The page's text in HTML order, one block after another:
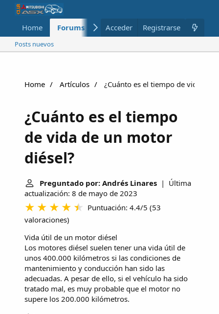
Home Forums Nuevo Miembros
Acceder Registrarse
Posts nuevos
Home Artículos ¿Cuánto es el tiempo de vida de
¿Cuánto es el tiempo
de vida de un motor
diésel?
Preguntado por: Andrés Linares | Última
actualización: 8 de mayo de 2023
Puntuación: 4.4/5 (53
valoraciones)
Vida útil de un motor diésel
Los motores diésel suelen tener una vida útil de
unos 400.000 kilómetros si las condiciones de
mantenimiento y conducción han sido las
adecuadas. A pesar de ello, si el vehículo ha sido
tratado mal, es muy probable que el motor no
supere los 200.000 kilómetros.